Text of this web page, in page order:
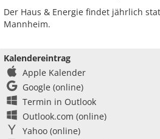
Der Haus & Energie findet jährlich
Mannheim.
Kalendereintrag
Apple Kalender
Google (online)
Termin in Outlook
Outlook.com (online)
Yahoo (online)